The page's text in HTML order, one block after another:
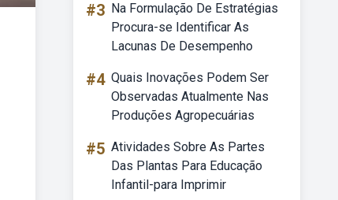
#3 Na Formulação De Estratégias
Procura-se Identificar As
Lacunas De Desempenho
#4 Quais Inovações Podem Ser
Observadas Atualmente Nas
Produções Agropecuárias
#5 Atividades Sobre As Partes
Das Plantas Para Educação
Infantil-para Imprimir